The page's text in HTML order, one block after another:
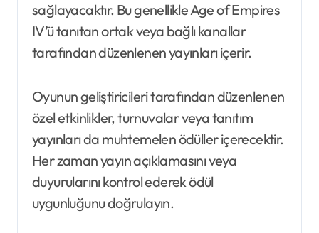
sağlayacaktır. Bu genellikle Age of Empires
IV’ü tanıtan ortak veya bağlı kanallar
tarafından düzenlenen yayınları içerir.
Oyunun geliştiricileri tarafından düzenlenen
özel etkinlikler, turnuvalar veya tanıtım
yayınları da muhtemelen ödüller içerecektir.
Her zaman yayın açıklamasını veya
duyurularını kontrol ederek ödül
uygunluğunu doğrulayın.